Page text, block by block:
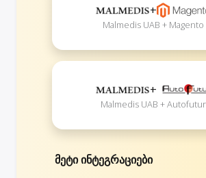
+
Malmedis UAB + Magento
+
Malmedis UAB + Autofutur
მეტი ინტეგრაციები